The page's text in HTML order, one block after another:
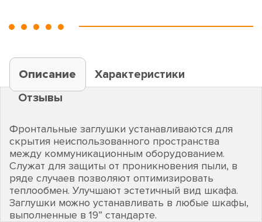
Описание
Характеристики
Отзывы
Фронтальные заглушки устанавливаются для
скрытия неиспользованного пространства
между коммуникационным оборудованием.
Служат для защиты от проникновения пыли, в
ряде случаев позволяют оптимизировать
теплообмен. Улучшают эстетичный вид шкафа.
Заглушки можно устанавливать в любые шкафы,
выполненные в 19” стандарте.